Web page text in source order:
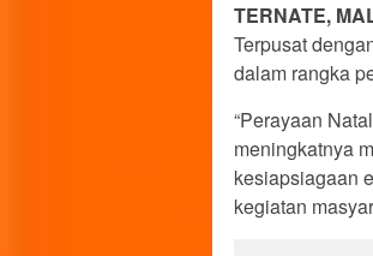
TERNATE,
Terpusat
dalam rangka
“Perayaan
meningkatnya
kesiapsiagaan
kegiatan